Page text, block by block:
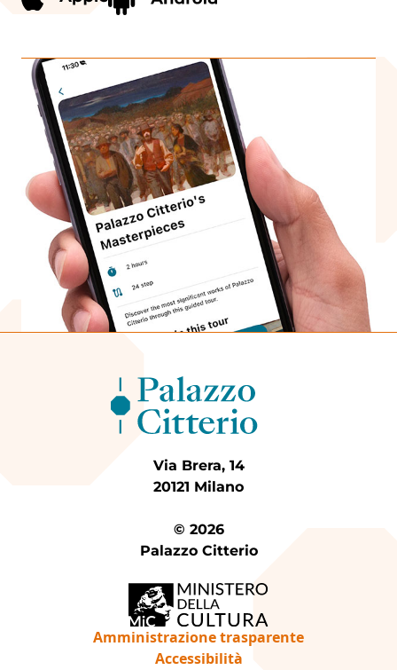
Via Brera, 14
20121 Milano
© 2026
Palazzo Citterio
Amministrazione trasparente
Accessibilità